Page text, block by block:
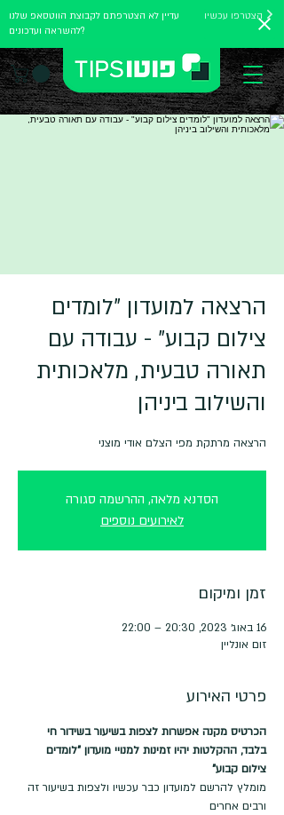
עדיין לא הצטרפתם לקבוצת הווטסאפ שלנו
להשראה ועדכונים?
הרצאה למועדון "לומדים
צילום קבוע" - עבודה עם
תאורה טבעית, מלאכותית
והשילוב ביניהן
הרצאה מרתקת מפי הצלם אודי מוצני
הסדנא מלאה, ההרשמה סגורה
לאירועים נוספים
זמן ומיקום
16 באוג׳ 2023, 20:30 – 22:00
זום אונליין
פרטי האירוע
הכרטיס מקנה אפשרות לצפות בשיעור בשידור חי
בלבד, ההקלטות יהיו זמינות למנויי מועדון "לומדים
צילום קבוע"
מומלץ להרשם למועדון כבר עכשיו ולצפות בשיעור זה
ורבים אחרים